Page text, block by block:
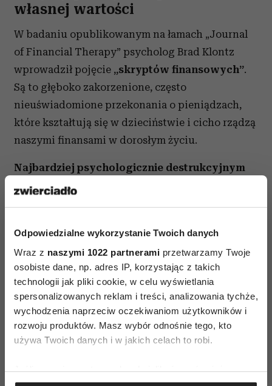
Odpowiedzialne wykorzystanie Twoich danych
Wraz z naszymi 1022 partnerami przetwarzamy Twoje
osobiste dane, np. adres IP, korzystając z takich
technologii jak pliki cookie, w celu wyświetlania
spersonalizowanych reklam i treści, analizowania tychże,
wychodzenia naprzeciw oczekiwaniom użytkowników i
rozwoju produktów. Masz wybór odnośnie tego, kto
używa Twoich danych i w jakich celach to robi.
Jeśli wyrazisz na to zgodę, chcielibyśmy również:
własnej wartości
W badaniu opublikowanym na łamach „Journal
of Financial Therapy” psycholog Brad Klontz
wprowadził pojęcie „skryptów finansowych”.
Są to głęboko zakorzenione, często
nieuświadomione przekonania o pieniądzach,
które kształtują się w dzieciństwie i cicho rządzą
naszymi finansami w dorosłym życiu.
Najbardziej psychologicznie destrukcyjnym
z nich jest tzw. „money status”, czyli
majątku. Dlaczego akurat ono?
Po pierwsze dla osób
kierujących się tym skryptem
niemal każda decyzja
ogromny ciężar emocjonalny.